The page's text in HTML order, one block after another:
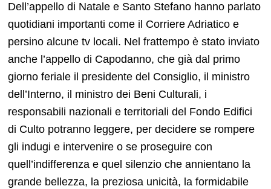
Dell’appello di Natale e Santo Stefano hanno parlato
quotidiani importanti come il Corriere Adriatico e
persino alcune tv locali. Nel frattempo è stato inviato
anche l’appello di Capodanno, che già dal primo
giorno feriale il presidente del Consiglio, il ministro
dell’Interno, il ministro dei Beni Culturali, i
responsabili nazionali e territoriali del Fondo Edifici
di Culto potranno leggere, per decidere se rompere
gli indugi e intervenire o se proseguire con
quell’indifferenza e quel silenzio che annientano la
grande bellezza, la preziosa unicità, la formidabile